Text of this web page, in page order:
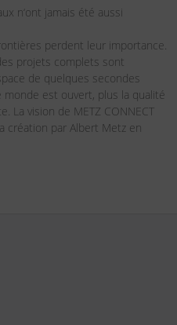
n‘ont jamais été aussi
perdent leur importance.
projets complets sont
de quelques secondes
est ouvert, plus la qualité
La vision de METZ CONNECT
création par Albert Metz en